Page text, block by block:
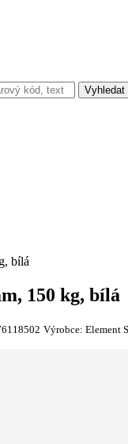
Vyhledat
bílá
150 kg, bílá
Výrobce: Element